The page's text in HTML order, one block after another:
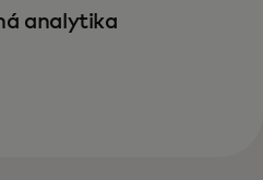
analytika